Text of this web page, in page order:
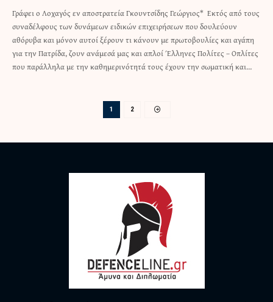
Γράφει ο Λοχαγός εν αποστρατεία Γκουντσίδης Γεώργιος* Εκτός από τους
συναδέλφους των δυνάμεων ειδικών επιχειρήσεων που δουλεύουν
αθόρυβα και μόνον αυτοί ξέρουν τι κάνουν με πρωτοβουλίες και αγάπη
για την Πατρίδα, ζουν ανάμεσά μας και απλοί Έλληνες Πολίτες – Οπλίτες
που παράλληλα με την καθημερινότητά τους έχουν την σωματική και…
1 2